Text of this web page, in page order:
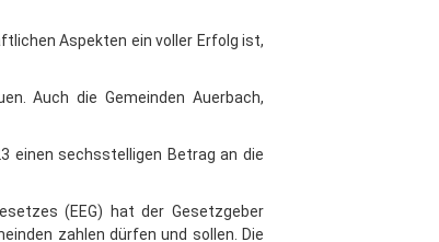
Aspekten ein voller Erfolg ist,
Auch die Gemeinden Auerbach,
einen sechsstelligen Betrag an die
(EEG) hat der Gesetzgeber
zahlen dürfen und sollen. Die